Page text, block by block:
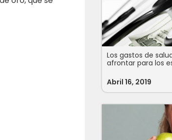
Los gastos de
afrontar para los
Abril 16, 2019